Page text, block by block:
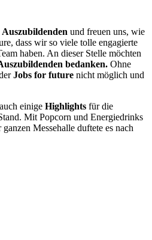
Auszubildenden und freuen uns, wie
dass wir so viele tolle engagierte
haben. An dieser Stelle möchten
bedanken. Ohne
Jobs for future nicht möglich und
einige Highlights für die
Mit Popcorn und Energiedrinks
Messehalle duftete es nach